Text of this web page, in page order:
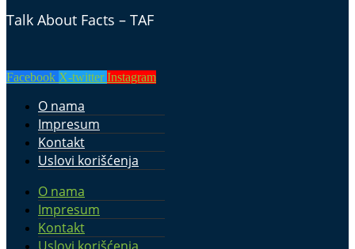
Talk About Facts – TAF
Facebook X-twitter Instagram
O nama
Impresum
Kontakt
Uslovi korišćenja
O nama
Impresum
Kontakt
Uslovi korišćenja